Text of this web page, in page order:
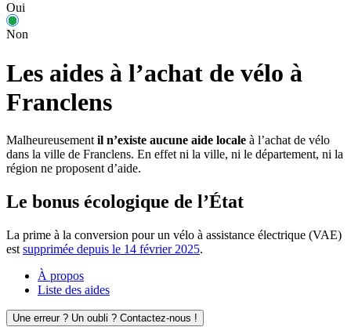
Oui
Non
Les aides à l’achat de vélo à
Franclens
Malheureusement il n’existe aucune aide locale à l’achat de vélo
dans la ville de Franclens. En effet ni la ville, ni le département, ni la
région ne proposent d’aide.
Le bonus écologique de l’État
La prime à la conversion pour un vélo à assistance électrique (VAE)
est supprimée depuis le 14 février 2025.
À propos
Liste des aides
Une erreur ? Un oubli ? Contactez-nous !